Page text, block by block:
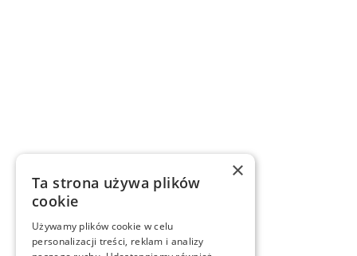
×
Ta strona używa plików
cookie
Używamy plików cookie w celu
personalizacji treści, reklam i analizy